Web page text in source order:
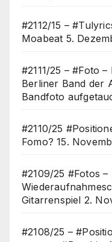
#2112/15 –
Moabeat 5.
#2111/25 – #Foto
Berliner Band der
Bandfoto
#2110/25
Fomo? 15.
#2109/25 #Fotos –
Gitarrenspiel 2.
#2108/25 –